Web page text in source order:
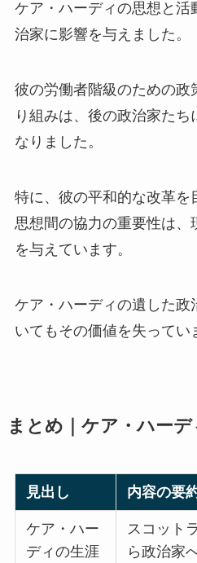
ケア・ハーディの思想と活
治家に影響を与えました。
彼の労働者階級のための政
り組みは、後の政治家たち
なりました。
特に、彼の平和的な改革を
思想間の協力の重要性は、
を与えています。
ケア・ハーディの遺した政
いてもその価値を失ってい
まとめ｜ケア・ハー
見出し 内容の要
ケア・ハー
ディの生涯
スコット
ら政治家